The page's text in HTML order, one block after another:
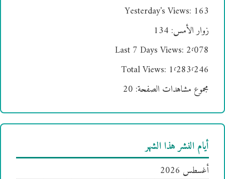
Yesterday's Views: 163
زوار الأمس: 134
Last 7 Days Views: 2٬078
Total Views: 1٬283٬246
مجموع مشاهدات الصفحة: 20
أيام النشر هذا الشهر
أغسطس 2026